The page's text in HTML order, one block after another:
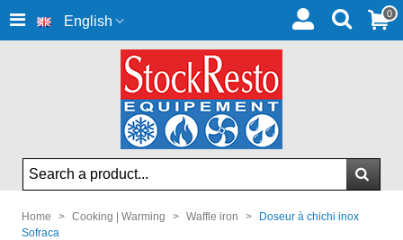
English 0
Home > Cooking | Warming > Waffle iron >
Doseur à chichi inox
Sofraca